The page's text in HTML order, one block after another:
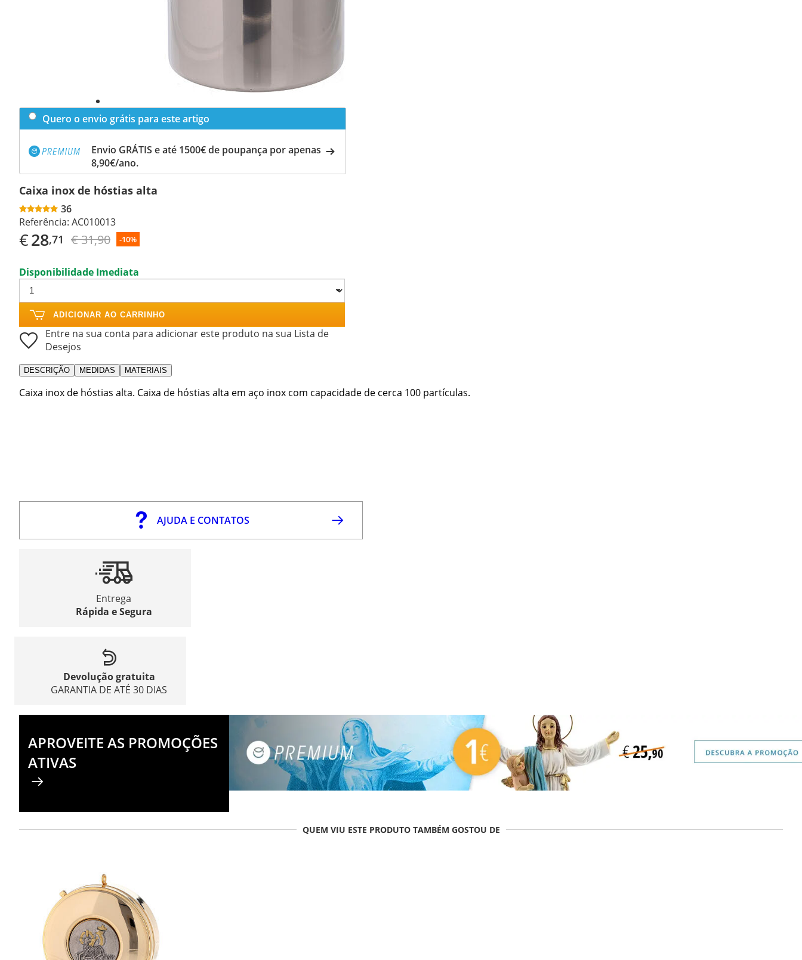
Quero o envio grátis para este artigo
Envio GRÁTIS e até 1500€ de poupança por apenas
8,90€/ano.
Caixa inox de hóstias alta
36
Referência: AC010013
€28,71 € 31,90 -10%
Disponibilidade Imediata
ADICIONAR AO CARRINHO
Entre na sua conta para adicionar este produto na sua Lista de
Desejos
DESCRIÇÃO MEDIDAS MATERIAIS
Caixa inox de hóstias alta. Caixa de hóstias alta em aço inox com capacidade de cerca 100 partículas.
AJUDA E CONTATOS
Entrega
Rápida e Segura
Devolução gratuita
GARANTIA DE ATÉ 30 DIAS
APROVEITE AS PROMOÇÕES
ATIVAS
QUEM VIU ESTE PRODUTO TAMBÉM GOSTOU DE